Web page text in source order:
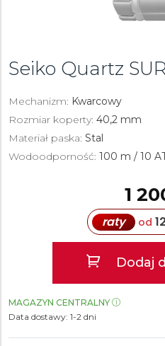
Seiko Quartz
Mechanizm: Kwarcowy
Rozmiar koperty: 40,2 mm
Materiał paska: Stal
Wodoodporność: 100 m / 10
1
raty od
Dodaj
MAGAZYN CENTRALNY
Data dostawy: 1-2 dni